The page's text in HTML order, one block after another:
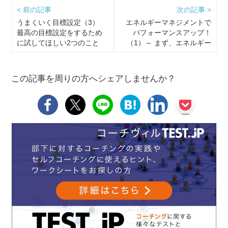
< 前の記事
うまくいく目標設定（3）
最高の目標設定をするため
に試してほしい2つのこと
次の記事 >
エネルギーマネジメントで
パフォーマンスアップ！
（1）～ まず、エネルギー
この記事を周りの方へシェアしませんか？